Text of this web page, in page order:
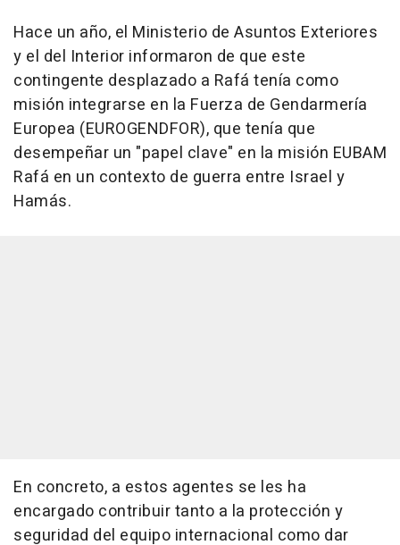
Hace un año, el Ministerio de Asuntos Exteriores
y el del Interior informaron de que este
contingente desplazado a Rafá tenía como
misión integrarse en la Fuerza de Gendarmería
Europea (EUROGENDFOR), que tenía que
desempeñar un "papel clave" en la misión EUBAM
Rafá en un contexto de guerra entre Israel y
Hamás.
En concreto, a estos agentes se les ha
encargado contribuir tanto a la protección y
seguridad del equipo internacional como dar